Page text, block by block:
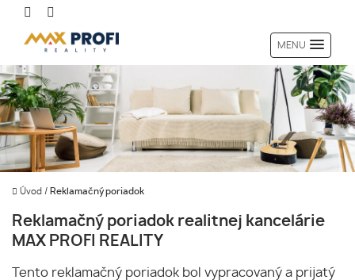
MENU
Úvod / Reklamačný poriadok
Reklamačný poriadok realitnej kancelárie
MAX PROFI REALITY
Tento reklamačný poriadok bol vypracovaný a prijatý